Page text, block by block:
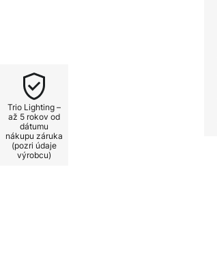
je teplá biela 2 300 K,
(100 %, 50 %, 25 %, vypnuté)
nutnosti inštalovať ďalší
Trio Lighting –
až 5 rokov od
dátumu
nákupu záruka
(pozri údaje
výrobcu)